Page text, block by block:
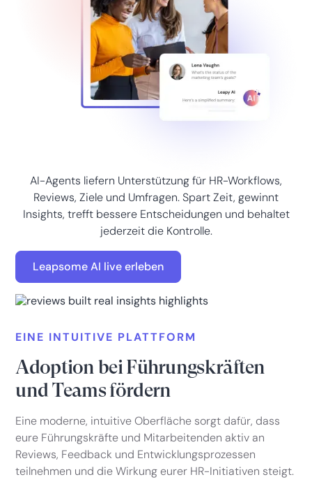
AI-Agents liefern Unterstützung für HR-Workflows,
Reviews, Ziele und Umfragen. Spart Zeit, gewinnt
Insights, trefft bessere Entscheidungen und behaltet
jederzeit die Kontrolle.
Leapsome AI live erleben
EINE INTUITIVE PLATTFORM
Adoption bei Führungskräften
und Teams fördern
Eine moderne, intuitive Oberfläche sorgt dafür, dass
eure Führungskräfte und Mitarbeitenden aktiv an
Reviews, Feedback und Entwicklungsprozessen
teilnehmen und die Wirkung eurer HR-Initiativen steigt.